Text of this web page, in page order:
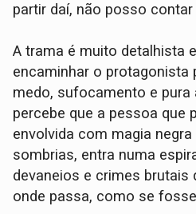
partir daí, não posso contar
A trama é muito detalhista
encaminhar o protagonista
medo, sufocamento e pura
percebe que a pessoa que
envolvida com magia
sombrias, entra numa
devaneios e crimes brutais
onde passa, como se